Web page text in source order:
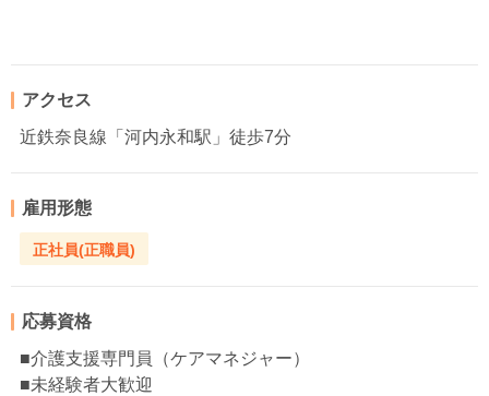
アクセス
近鉄奈良線「河内永和駅」徒歩7分
雇用形態
正社員(正職員)
応募資格
■介護支援専門員（ケアマネジャー）
■未経験者大歓迎